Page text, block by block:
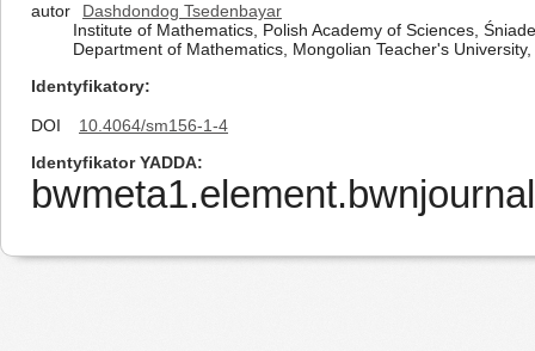
autor
Dashdondog Tsedenbayar
Institute of Mathematics, Polish Academy of Sciences,
Department of Mathematics, Mongolian Teacher's
Identyfikatory
DOI
10.4064/sm156-1-4
Identyfikator YADDA